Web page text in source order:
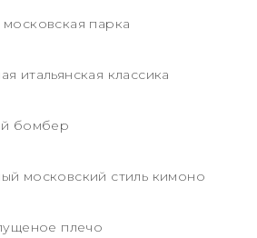
парка
итальянская классика
бомбер
московский стиль кимоно
плечо